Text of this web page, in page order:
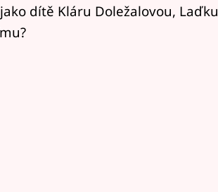
dítě Kláru Doležalovou, Laďku